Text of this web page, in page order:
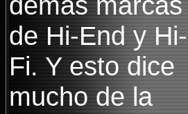
de Hi-End y Hi-
Fi. Y esto dice
mucho de la